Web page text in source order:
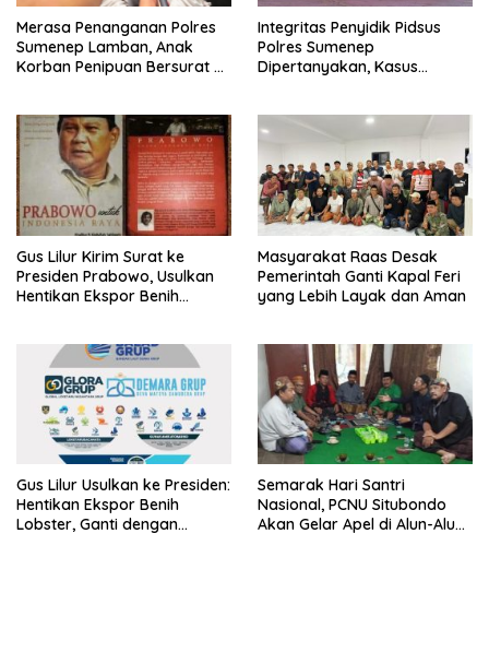
Merasa Penanganan Polres
Sumenep Lamban, Anak
Korban Penipuan Bersurat ke
Integritas Penyidik Pidsus
Polres Sumenep
Dipertanyakan, Kasus
Kepastian
Gus Lilur Kirim Surat ke
Presiden Prabowo, Usulkan
Hentikan Ekspor Benih
Masyarakat Raas Desak
Pemerintah Ganti Kapal Feri
yang Lebih Layak dan Aman
Gus Lilur Usulkan ke Presiden:
Hentikan Ekspor Benih
Lobster, Ganti dengan
Semarak Hari Santri
Nasional, PCNU Situbondo
Akan Gelar Apel di Alun-Alun